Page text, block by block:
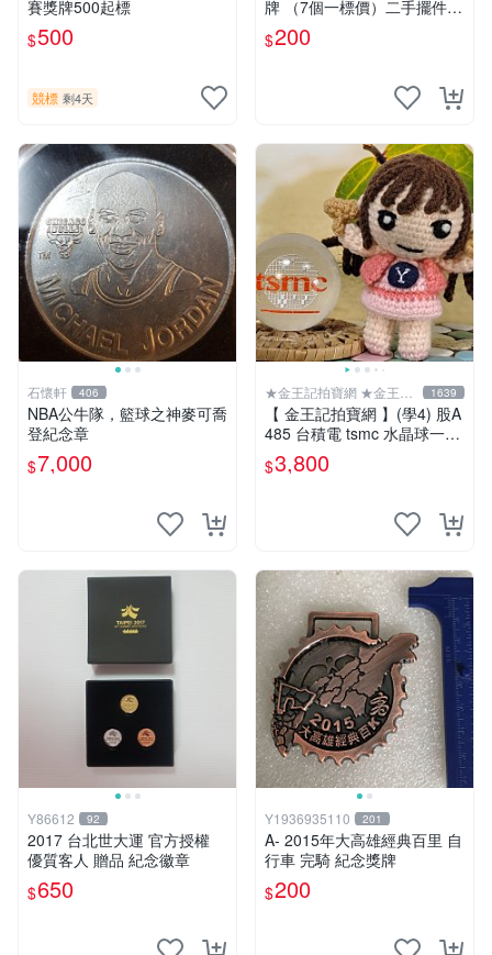
賽獎牌500起標
$500
競標 剩4天
牌 （7個一標價）二手擺件
二手獎牌 早期獎牌 背景
$200
石懷軒 406
NBA公牛隊，籃球之神麥可喬
登紀念章
$7,000
★金王記拍寶網 ★金王記
拍寶趣
1639
【 金王記拍寶網 】(學4) 股A
485 台積電 tsmc 水晶球一顆
罕件稀有
$3,800
Y86612 92
2017 台北世大運 官方授權
優質客人 贈品 紀念徽章
$650
Y1936935110 201
A- 2015年大高雄經典百里 自
行車 完騎 紀念獎牌
$200